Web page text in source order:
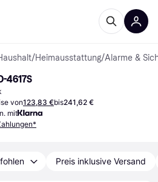
/Heimausstattung/Alarme &
4617S
von123,83 €bis241,62 €
mit
Preis inklusive Versand